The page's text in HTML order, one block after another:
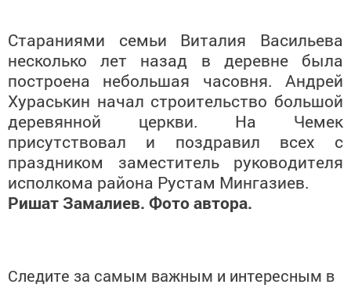
Стараниями семьи Виталия Васильева
несколько лет назад в деревне была
построена небольшая часовня. Андрей
Хураськин начал строительство большой
деревянной церкви. На Чемек
присутствовал и поздравил всех с
праздником заместитель руководителя
исполкома района Рустам Мингазиев.
Ришат Замалиев. Фото автора.
Следите за самым важным и интересным в